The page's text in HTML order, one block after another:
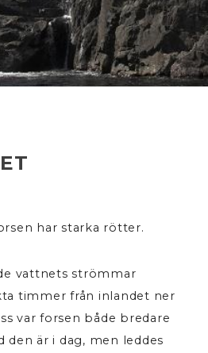
har starka rötter.
vattnets strömmar
timmer från inlandet ner
var forsen både bredare
den är i dag, men leddes